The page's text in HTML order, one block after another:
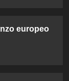
europeo